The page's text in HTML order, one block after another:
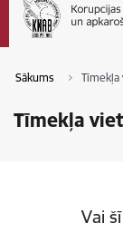
Sākums
Tīmekļa
Vai